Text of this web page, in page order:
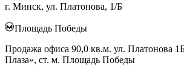
г. Минск, ул. Платонова, 1/Б
Площадь Победы
Продажа офиса 90,0 кв.м. ул. Платонова
Плаза», ст. м. Площадь Победы